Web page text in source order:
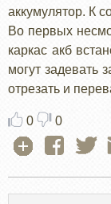
аккумулятор. К
Во первых
каркас акб
могут задевать
отрезать и
0 0